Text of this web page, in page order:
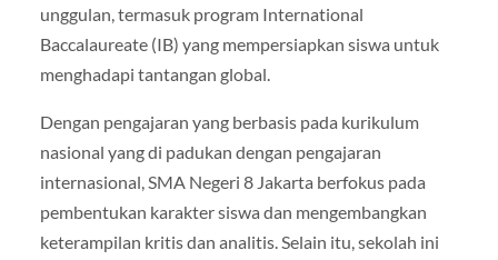
unggulan, termasuk program International
Baccalaureate (IB) yang mempersiapkan siswa untuk
menghadapi tantangan global.
Dengan pengajaran yang berbasis pada kurikulum
nasional yang di padukan dengan pengajaran
internasional, SMA Negeri 8 Jakarta berfokus pada
pembentukan karakter siswa dan mengembangkan
keterampilan kritis dan analitis. Selain itu, sekolah ini